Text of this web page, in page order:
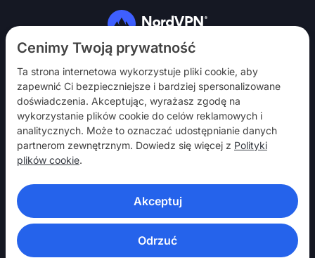
Cenimy Twoją prywatność
Ta strona internetowa wykorzystuje pliki cookie, aby
zapewnić Ci bezpieczniejsze i bardziej spersonalizowane
doświadczenia. Akceptując, wyrażasz zgodę na
wykorzystanie plików cookie do celów reklamowych i
analitycznych. Może to oznaczać udostępnianie danych
partnerom zewnętrznym. Dowiedz się więcej z Polityki
plików cookie.
Akceptuj
Odrzuć
Obserwuj nas
NordVPN
Włącz
Pomoc
Odkryj
APLIKACJE VPN